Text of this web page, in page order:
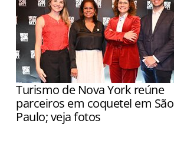
Turismo de Nova York reúne
parceiros em coquetel em São
Paulo; veja fotos